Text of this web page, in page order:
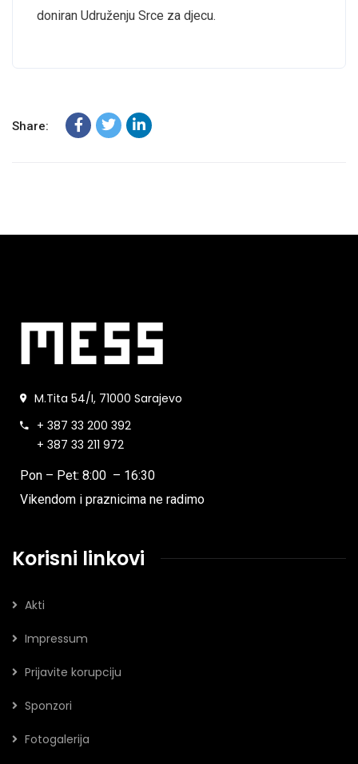
doniran Udruženju Srce za djecu.
Share:
M.Tita 54/I, 71000 Sarajevo
+ 387 33 200 392
+ 387 33 211 972
Pon – Pet: 8:00 – 16:30
Vikendom i praznicima ne radimo
Korisni linkovi
Akti
Impressum
Prijavite korupciju
Sponzori
Fotogalerija